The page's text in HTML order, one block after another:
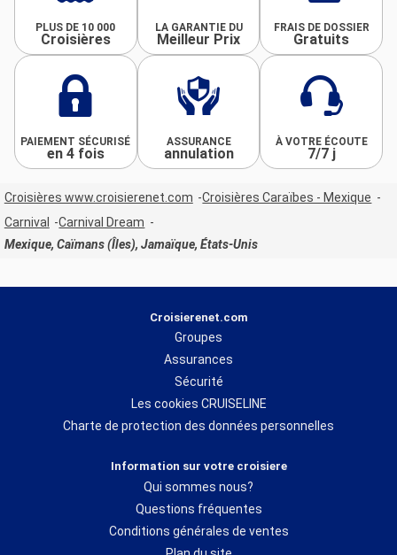
PLUS DE 10 000
Croisières
LA GARANTIE DU
Meilleur Prix
FRAIS DE DOSSIER
Gratuits
PAIEMENT SÉCURISÉ
en 4 fois
ASSURANCE
annulation
À VOTRE ÉCOUTE
7/7 j
Croisières www.croisierenet.com
Croisières Caraïbes - Mexique
Carnival
Carnival Dream
Mexique, Caïmans (Îles), Jamaïque, États-Unis
Croisierenet.com
Groupes
Assurances
Sécurité
Les cookies CRUISELINE
Charte de protection des données personnelles
Information sur votre croisiere
Qui sommes nous?
Questions fréquentes
Conditions générales de ventes